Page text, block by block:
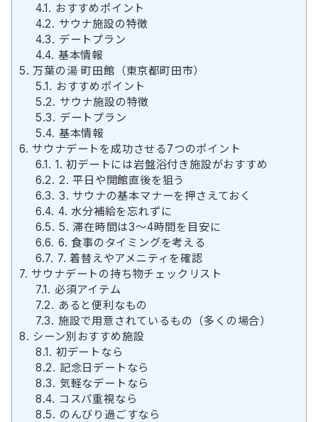
4.1. おすすめポイント
4.2. サウナ施設の特徴
4.3. デートプラン
4.4. 基本情報
5. 万葉の湯 町田館（東京都町田市）
5.1. おすすめポイント
5.2. サウナ施設の特徴
5.3. デートプラン
5.4. 基本情報
6. サウナデートを成功させる7つのポイント
6.1. 1. 初デートには岩盤浴付き施設がおすすめ
6.2. 2. 平日や開館直後を狙う
6.3. 3. サウナの基本マナーを押さえておく
6.4. 4. 水分補給を忘れずに
6.5. 5. 滞在時間は3〜4時間を目安に
6.6. 6. 食事のタイミングを考える
6.7. 7. 着替えやアメニティを確認
7. サウナデートの持ち物チェックリスト
7.1. 必須アイテム
7.2. あると便利なもの
7.3. 施設で用意されているもの（多くの場合）
8. シーン別おすすめ施設
8.1. 初デートなら
8.2. 記念日デートなら
8.3. 気軽なデートなら
8.4. コスパ重視なら
8.5. のんびり過ごすなら